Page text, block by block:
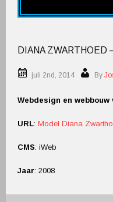
DIANA ZWARTHOED
juli 2nd, 2014 By
Webdesign en
URL: Model Diana
CMS: iWeb
Jaar: 2008